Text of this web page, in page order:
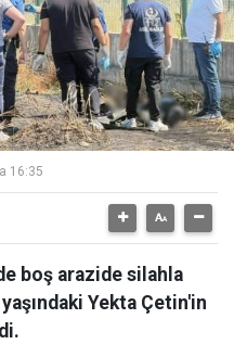
16:35
boş arazide silahla
Yekta Çetin'in